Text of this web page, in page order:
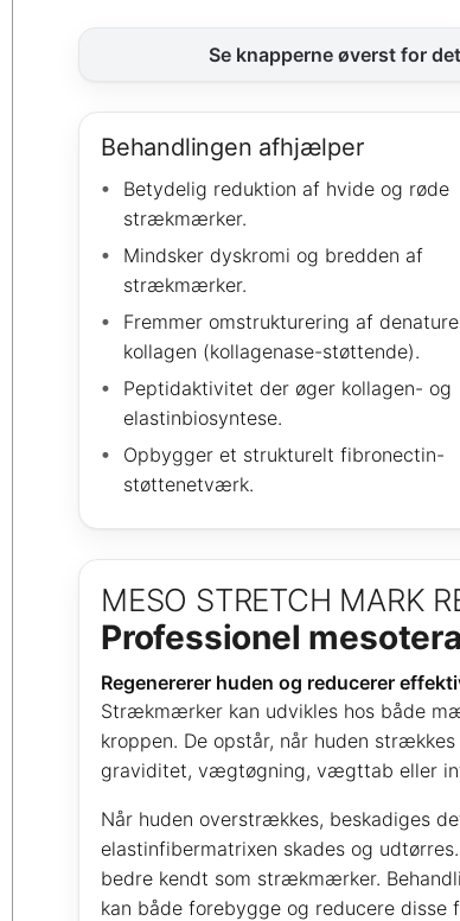
Se knapperne øverst for
Behandlingen afhjælper
Betydelig reduktion af hvide og røde
strækmærker.
Mindsker dyskromi og bredden af
strækmærker.
Fremmer omstrukturering af
kollagen (kollagenase-støttende).
Peptidaktivitet der øger kollagen- og
elastinbiosyntese.
Opbygger et strukturelt fibronectin-
støttenetværk.
MESO STRETCH MARK
Professionel
Regenererer huden og reducerer
Strækmærker kan udvikles hos både
kroppen. De opstår, når huden
graviditet, vægtøgning, vægttab eller
Når huden overstrækkes, beskadiges
elastinfibermatrixen skades og
bedre kendt som strækmærker.
kan både forebygge og reducere disse